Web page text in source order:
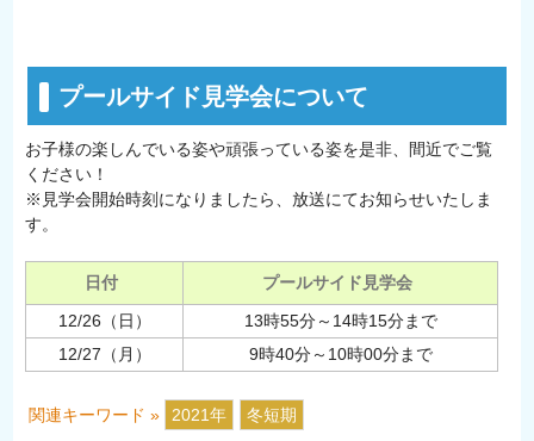
プールサイド見学会について
お子様の楽しんでいる姿や頑張っている姿を是非、間近でご覧
ください！
※見学会開始時刻になりましたら、放送にてお知らせいたしま
す。
日付
プールサイド見学会
12/26（日）
13時55分～14時15分まで
12/27（月）
9時40分～10時00分まで
関連キーワード » 2021年 冬短期